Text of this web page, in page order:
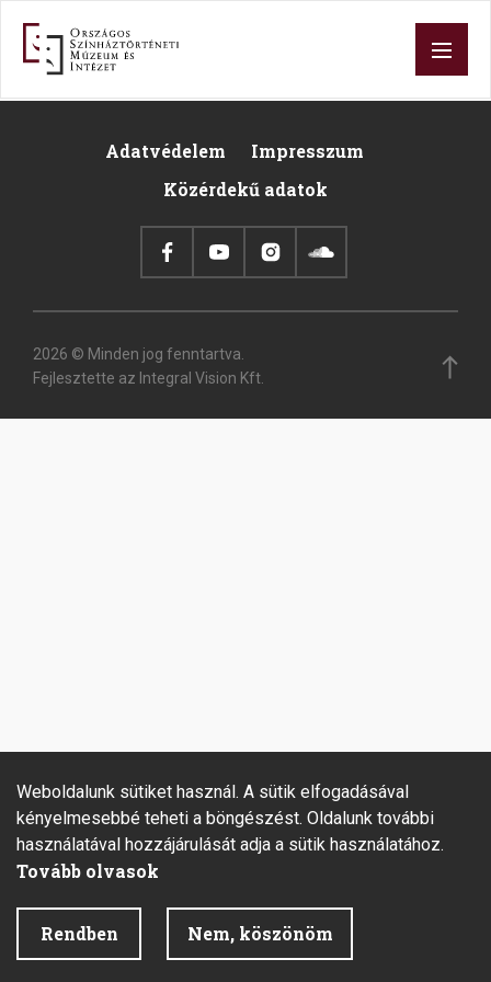
tartalomra
Footer
Adatvédelem
Impresszum
Közérdekű adatok
2026 © Minden jog fenntartva.
Fejlesztette az Integral Vision Kft.
Weboldalunk sütiket használ. A sütik elfogadásával
kényelmesebbé teheti a böngészést. Oldalunk további
használatával hozzájárulását adja a sütik használatához.
Tovább olvasok
Rendben Nem, köszönöm